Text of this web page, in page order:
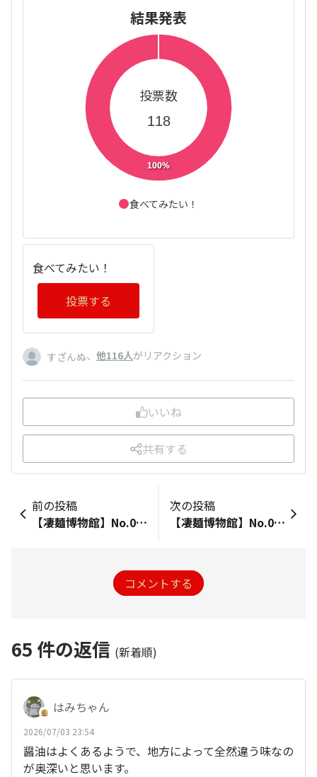
結果発表
100%
投票数
118
食べてみたい！
食べてみたい！
投票する
すざんぬ、 他116人がリアクション
いいね
共有する
前の投稿
【凄麺博物館】No.060 W仕立て豚骨醤油ラーメン<終売>
次の投稿
【凄麺博物館】No.062 薫る逸品 塩らーめん<終売>
コメントする
65 件の返信 (新着順)
はみちゃん
2026/07/03 23:54
醤油はよくあるようで、地方によって全然違う味なの
が奥深いと思います。